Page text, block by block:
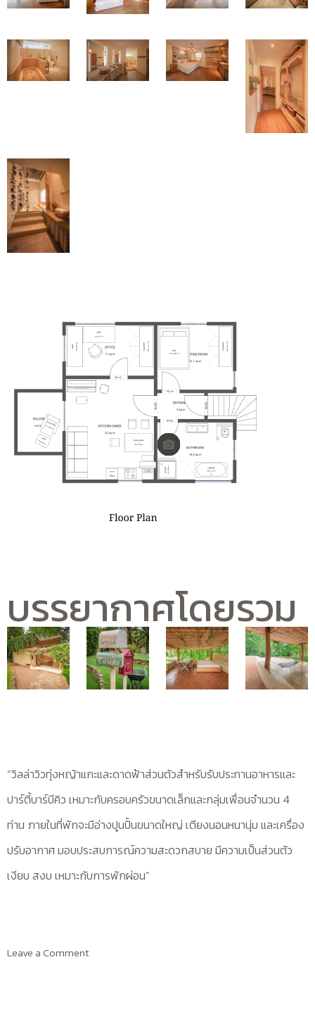
บรรยากาศโดยรวม
“วิลล่าวิวทุ่งหญ้าแกะและดาดฟ้าส่วนตัวสำหรับรับประทานอาหารและ
ปาร์ตี้บาร์บีคิว เหมาะกับครอบครัวขนาดเล็กและกลุ่มเพื่อนจำนวน 4
ท่าน ภายในที่พักจะมีอ่างปูนปั้นขนาดใหญ่ เตียงนอนหนานุ่ม และเครื่อง
ปรับอากาศ มอบประสบการณ์ความสะดวกสบาย มีความเป็นส่วนตัว
เงียบ สงบ เหมาะกับการพักผ่อน”
Leave a Comment